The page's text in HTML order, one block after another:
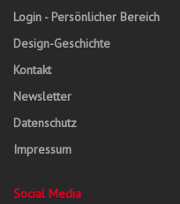
Login - Persönlicher Bereich
Design-Geschichte
Kontakt
Newsletter
Datenschutz
Impressum
Social Media